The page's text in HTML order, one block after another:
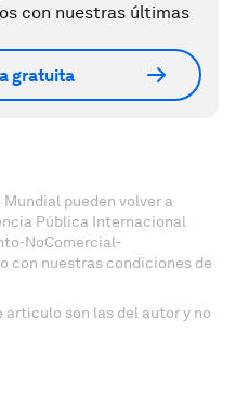
con nuestras últimas
gratuita
pueden volver a
Pública Internacional
NoComercial-
con nuestras condiciones de
artículo son las del autor y no